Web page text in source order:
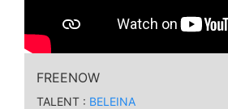
FREENOW
TALENT : BELEINA